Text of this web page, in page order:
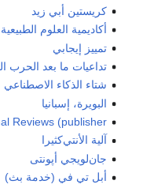
كريستين أبي زيد
أكاديمية العلوم الطبيعية
تمييز إيجابي
تداعيات ما بعد الحرب
شتاء الذكاء الاصطناعي
البويرة، إسبانيا
Reviews (publisher)
آلية الأنتي‌كثيرا
جان‌لويجي أپونتى
أبل تي في (خدمة بث)